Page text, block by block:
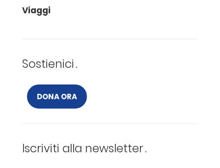
Viaggi
Sostienici
DONA ORA
Iscriviti alla newsletter